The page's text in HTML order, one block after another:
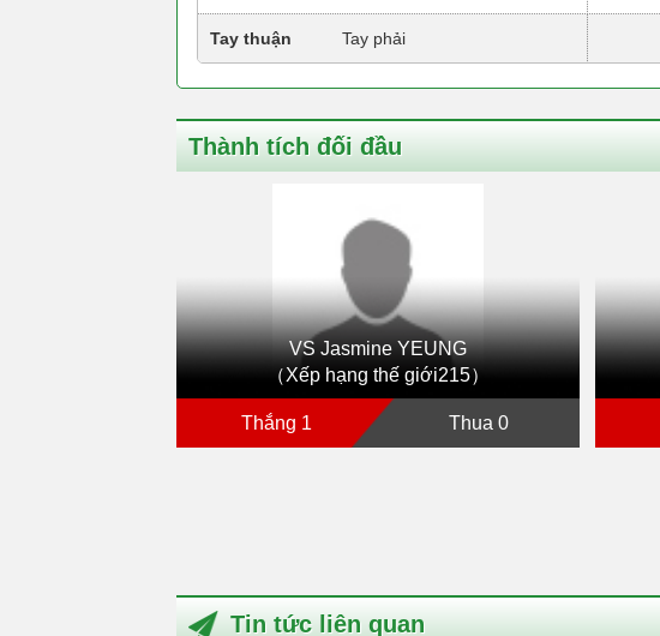
Tay thuận Tay phải
Thành tích đối đầu
VS Jasmine YEUNG
（Xếp hạng thế giới215）
Thắng 1 Thua 0
Tin tức liên quan